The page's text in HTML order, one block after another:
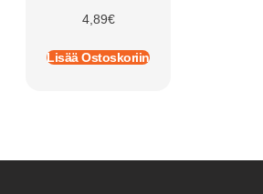
4,89€
Lisää Ostoskoriin